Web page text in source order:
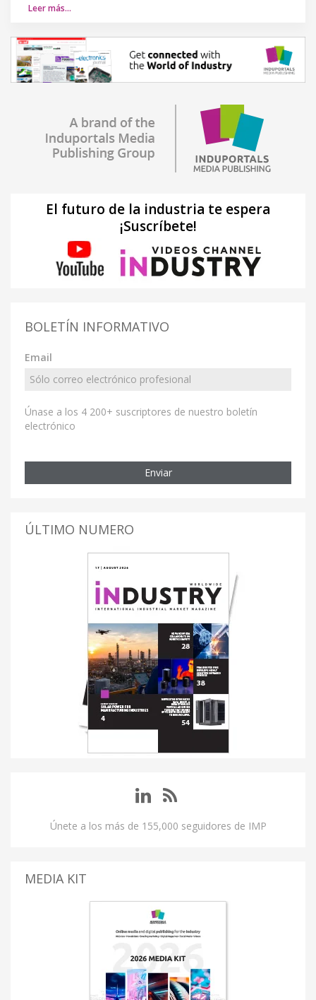
Leer más…
El futuro de la industria te espera
¡Suscríbete!
BOLETÍN INFORMATIVO
Email
Únase a los 4 200+ suscriptores de nuestro boletín
electrónico
Enviar
ÚLTIMO NUMERO
Únete a los más de 155,000 seguidores de IMP
MEDIA KIT